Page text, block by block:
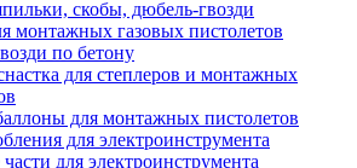
скобы, дюбель-гвозди
монтажных газовых пистолетов
по бетону
для степлеров и монтажных
для монтажных пистолетов
для электроинструмента
для электроинструмента